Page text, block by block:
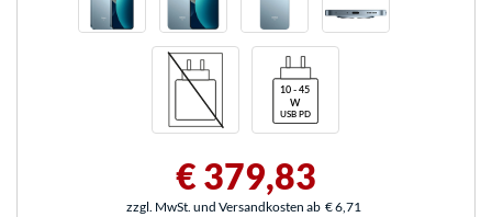
€ 379,83
zzgl. MwSt. und Versandkosten ab € 6,71